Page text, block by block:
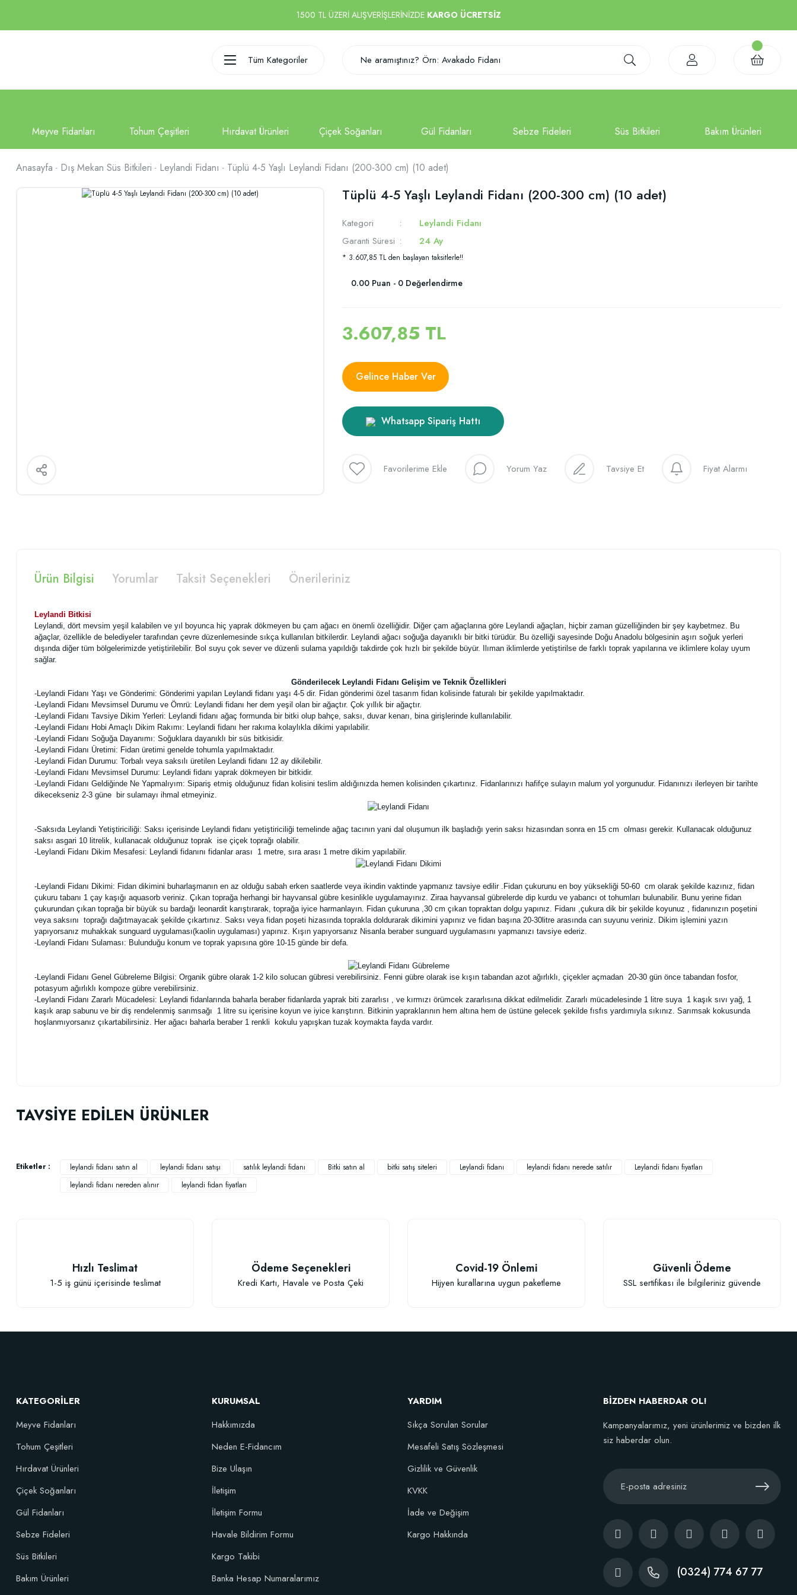
1500 TL ÜZERİ ALIŞVERİŞLERİNİZDE KARGO ÜCRETSİZ
Tüm Kategoriler
Anasayfa Dış Mekan Süs Bitkileri Leylandi Fidanı Tüplü 4-5 Yaşlı Leylandi Fidanı (200-300 cm) (10 adet)
Tüplü 4-5 Yaşlı Leylandi Fidanı (200-300 cm) (10 adet)
Kategori
Leylandi Fidanı
Garanti Süresi
24 Ay
* 3.607,85 TL den başlayan taksitlerle!!
0.00 Puan - 0 Değerlendirme
3.607,85 TL
Gelince Haber Ver
Whatsapp Sipariş Hattı
Yorum Yaz Tavsiye Et Fiyat Alarmı
Ürün Bilgisi Yorumlar Taksit Seçenekleri Önerileriniz
Leylandi Bitkisi
Leylandi, dört mevsim yeşil kalabilen ve yıl boyunca hiç yaprak dökmeyen bu çam ağacı en önemli özelliğidir. Diğer çam ağaçlarına göre Leylandi ağaçları, hiçbir zaman güzelliğinden bir şey kaybetmez. Bu
ağaçlar, özellikle de belediyeler tarafından çevre düzenlemesinde sıkça kullanılan bitkilerdir. Leylandi ağacı soğuğa dayanıklı bir bitki türüdür. Bu özelliği sayesinde Doğu Anadolu bölgesinin aşırı soğuk yerleri
dışında diğer tüm bölgelerimizde yetiştirilebilir. Bol suyu çok sever ve düzenli sulama yapıldığı takdirde çok hızlı bir şekilde büyür. Ilıman iklimlerde yetiştirilse de farklı toprak yapılarına ve iklimlere kolay uyum
sağlar.
Gönderilecek Leylandi Fidanı Gelişim ve Teknik Özellikleri
-Leylandi Fidanı Yaşı ve Gönderimi: Gönderimi yapılan Leylandi fidanı yaşı 4-5 dir. Fidan gönderimi özel tasarım fidan kolisinde faturalı bir şekilde yapılmaktadır.
-Leylandi Fidanı Mevsimsel Durumu ve Ömrü: Leylandi fidanı her dem yeşil olan bir ağaçtır. Çok yıllık bir ağaçtır.
-Leylandi Fidanı Tavsiye Dikim Yerleri: Leylandi fidanı ağaç formunda bir bitki olup bahçe, saksı, duvar kenarı, bina girişlerinde kullanılabilir.
-Leylandi Fidanı Hobi Amaçlı Dikim Rakımı: Leylandi fidanı her rakıma kolaylıkla dikimi yapılabilir.
-Leylandi Fidanı Soğuğa Dayanımı: Soğuklara dayanıklı bir süs bitkisidir.
-Leylandi Fidanı Üretimi: Fidan üretimi genelde tohumla yapılmaktadır.
-Leylandi Fidan Durumu: Torbalı veya saksılı üretilen Leylandi fidanı 12 ay dikilebilir.
-Leylandi Fidanı Mevsimsel Durumu: Leylandi fidanı yaprak dökmeyen bir bitkidir.
-Leylandi Fidanı Geldiğinde Ne Yapmalıyım: Sipariş etmiş olduğunuz fidan kolisini teslim aldığınızda hemen kolisinden çıkartınız. Fidanlarınızı hafifçe sulayın malum yol yorgunudur. Fidanınızı ilerleyen bir tarihte
dikecekseniz 2-3 güne bir sulamayı ihmal etmeyiniz.
-Saksıda Leylandi Yetiştiriciliği: Saksı içerisinde Leylandi fidanı yetiştiriciliği temelinde ağaç tacının yani dal oluşumun ilk başladığı yerin saksı hizasından sonra en 15 cm olması gerekir. Kullanacak olduğunuz
saksı asgari 10 litrelik, kullanacak olduğunuz toprak ise çiçek toprağı olabilir.
-Leylandi Fidanı Dikim Mesafesi: Leylandi fidanını fidanlar arası 1 metre, sıra arası 1 metre dikim yapılabilir.
-Leylandi Fidanı Dikimi: Fidan dikimini buharlaşmanın en az olduğu sabah erken saatlerde veya ikindin vaktinde yapmanız tavsiye edilir .Fidan çukurunu en boy yüksekliği 50-60 cm olarak şekilde kazınız, fidan
çukuru tabanı 1 çay kaşığı aquasorb veriniz. Çıkan toprağa herhangi bir hayvansal gübre kesinlikle uygulamayınız. Ziraa hayvansal gübrelerde dip kurdu ve yabancı ot tohumları bulunabilir. Bunu yerine fidan
çukurundan çıkan toprağa bir büyük su bardağı leonardit karıştırarak, toprağa iyice harmanlayın. Fidan çukuruna ,30 cm çıkan topraktan dolgu yapınız. Fidanı ,çukura dik bir şekilde koyunuz , fidanınızın poşetini
veya saksını toprağı dağıtmayacak şekilde çıkartınız. Saksı veya fidan poşeti hizasında toprakla doldurarak dikimini yapınız ve fidan başına 20-30litre arasında can suyunu veriniz. Dikim işlemini yazın
yapıyorsanız muhakkak sunguard uygulaması(kaolin uygulaması) yapınız. Kışın yapıyorsanız Nisanla beraber sunguard uygulamasını yapmanızı tavsiye ederiz.
-Leylandi Fidanı Sulaması: Bulunduğu konum ve toprak yapısına göre 10-15 günde bir defa.
-Leylandi Fidanı Genel Gübreleme Bilgisi: Organik gübre olarak 1-2 kilo solucan gübresi verebilirsiniz. Fenni gübre olarak ise kışın tabandan azot ağırlıklı, çiçekler açmadan 20-30 gün önce tabandan fosfor,
potasyum ağırlıklı kompoze gübre verebilirsiniz.
-Leylandi Fidanı Zararlı Mücadelesi: Leylandi fidanlarında baharla beraber fidanlarda yaprak biti zararlısı , ve kırmızı örümcek zararlısına dikkat edilmelidir. Zararlı mücadelesinde 1 litre suya 1 kaşık sıvı yağ, 1
kaşık arap sabunu ve bir diş rendelenmiş sarımsağı 1 litre su içerisine koyun ve iyice karıştırın. Bitkinin yapraklarının hem altına hem de üstüne gelecek şekilde fısfıs yardımıyla sıkınız. Sarımsak kokusunda
hoşlanmıyorsanız çıkartabilirsiniz. Her ağacı baharla beraber 1 renkli kokulu yapışkan tuzak koymakta fayda vardır.
Ürün bilgilerinde hatalar bulunuyor.
Ürün fiyatı diğer sitelerden daha pahalı.
TAVSİYE EDİLEN ÜRÜNLER
Özel Karışım Fidan Tutma Yüzdesini Arttıran Organik Dikim Gübresi (10 fidan için)
Stokta Yok
Etiketler : leylandi fidanı satın al leylandi fidanı satışı satılık leylandi fidanı Bitki satın al bitki satış siteleri Leylandi fidanı leylandi fidanı nerede satılır
Leylandi fidanı fiyatları
leylandi fidanı nereden alınır
leylandi fidan fiyatları
Hızlı Teslimat
1-5 iş günü içerisinde teslimat
Ödeme Seçenekleri
Kredi Kartı, Havale ve Posta Çeki
Covid-19 Önlemi
Hijyen kurallarına uygun paketleme
Güvenli Ödeme
SSL sertifikası ile bilgileriniz güvende
KATEGORİLER
Meyve Fidanları
Tohum Çeşitleri
Hırdavat Ürünleri
Çiçek Soğanları
Gül Fidanları
Sebze Fideleri
Süs Bitkileri
Bakım Ürünleri
KURUMSAL
Hakkımızda
Neden E-Fidancım
Bize Ulaşın
İletişim
İletişim Formu
Havale Bildirim Formu
Kargo Takibi
Banka Hesap Numaralarımız
YARDIM
Sıkça Sorulan Sorular
Mesafeli Satış Sözleşmesi
Gizlilik ve Güvenlik
KVKK
İade ve Değişim
Kargo Hakkında
BİZDEN HABERDAR OL!
Kampanyalarımız, yeni ürünlerimiz ve bizden ilk
siz haberdar olun.
(0324) 774 67 77